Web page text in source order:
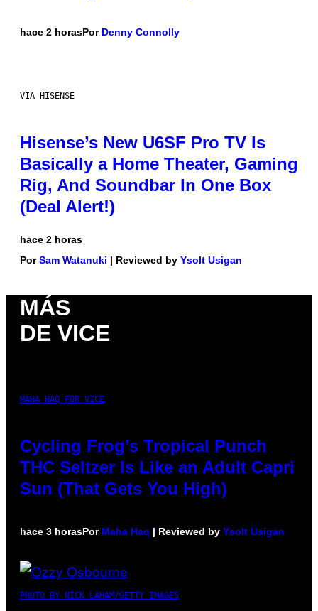
hace 2 horasPor Denny Connolly
VIA HISENSE
Hisense’s New U6SF Pro TV Is
Basically a Home Theater, Gaming
Rig, And Soundbar In One Box
(Deal Alert!)
hace 2 horas
PorSam Watanuki | Reviewed by Ysolt Usigan
MÁS
DE VICE
MAHA HAQ FOR VICE
Cycling Frog’s Tropical Punch
THC Seltzer Is Like an Adult Capri
Sun (That Gets You High)
hace 3 horasPor Maha Haq | Reviewed by Ysolt Usigan
PHOTO BY NICK LAHAM/GETTY IMAGES